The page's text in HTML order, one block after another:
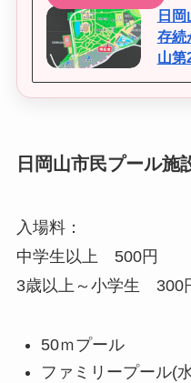
日
存続
山第
日岡山市民プール施
入場料：
中学生以上 500円
3歳以上～小学生 300
50ｍプール
ファミリープール(